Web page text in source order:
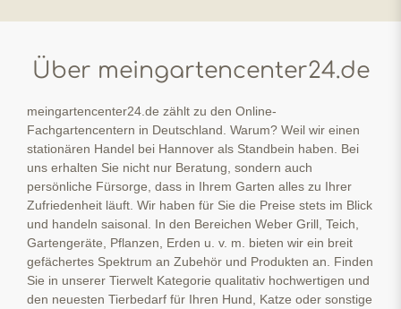
Über meingartencenter24.de
meingartencenter24.de zählt zu den Online-
Fachgartencentern in Deutschland. Warum? Weil wir einen
stationären Handel bei Hannover als Standbein haben. Bei
uns erhalten Sie nicht nur Beratung, sondern auch
persönliche Fürsorge, dass in Ihrem Garten alles zu Ihrer
Zufriedenheit läuft. Wir haben für Sie die Preise stets im Blick
und handeln saisonal. In den Bereichen Weber Grill, Teich,
Gartengeräte, Pflanzen, Erden u. v. m. bieten wir ein breit
gefächertes Spektrum an Zubehör und Produkten an. Finden
Sie in unserer Tierwelt Kategorie qualitativ hochwertigen und
den neuesten Tierbedarf für Ihren Hund, Katze oder sonstige